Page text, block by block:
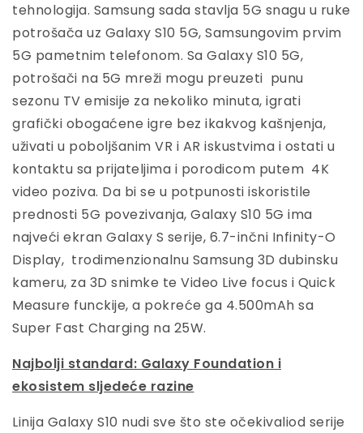
tehnologija. Samsung sada stavlja 5G snagu u ruke
potrošača uz Galaxy S10 5G, Samsungovim prvim
5G pametnim telefonom. Sa Galaxy S10 5G,
potrošači na 5G mreži mogu preuzeti punu
sezonu TV emisije za nekoliko minuta, igrati
grafički obogaćene igre bez ikakvog kašnjenja,
uživati u poboljšanim VR i AR iskustvima i ostati u
kontaktu sa prijateljima i porodicom putem 4K
video poziva. Da bi se u potpunosti iskoristile
prednosti 5G povezivanja, Galaxy S10 5G ima
najveći ekran Galaxy S serije, 6.7-inčni Infinity-O
Display, trodimenzionalnu Samsung 3D dubinsku
kameru, za 3D snimke te Video Live focus i Quick
Measure funckije, a pokreće ga 4.500mAh sa
Super Fast Charging na 25W.
Najbolji standard: Galaxy Foundation i
ekosistem sljedeće razine
Linija Galaxy S10 nudi sve što ste očekivaliod serije